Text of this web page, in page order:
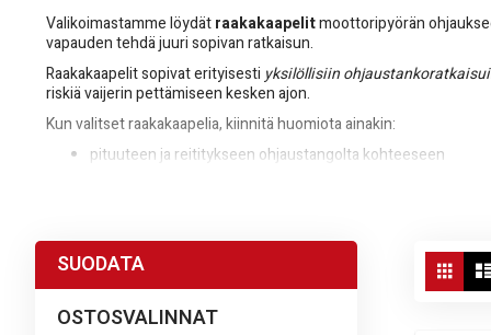
Valikoimastamme löydätraakakaapelitmoottoripyörän
vapauden tehdä juuri sopivan ratkaisun.
Raakakaapelit sopivat erityisestiyksilöllisiin
riskiä vaijerin pettämiseen kesken ajon.
Kun valitset raakakaapelia, kiinnitä huomiota ainakin:
pituuteen ja reititykseen ohjaustangolta kohteeseen
starmoto.fi auttaa sinua löytämään oikeat
View
as
SUODATA
OSTOSVALINNAT